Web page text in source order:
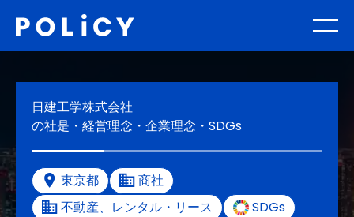
日建工学株式会社
の社是・経営理念・企業理念・SDGs
東京都
商社
不動産、レンタル・リース
SDGs